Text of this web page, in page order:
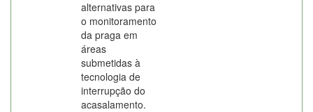
alternativas para
o monitoramento
da praga em
áreas
submetidas à
tecnologia de
interrupção do
acasalamento.